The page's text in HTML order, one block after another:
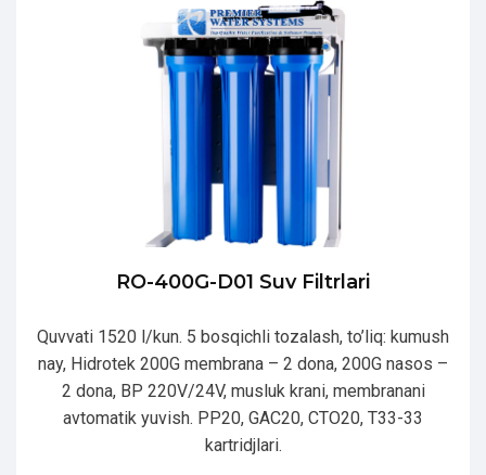
RO-400G-D01 Suv Filtrlari
Quvvati 1520 l/kun. 5 bosqichli tozalash, to’liq: kumush
nay, Hidrotek 200G membrana – 2 dona, 200G nasos –
2 dona, BP 220V/24V, musluk krani, membranani
avtomatik yuvish. PP20, GAC20, CTO20, T33-33
kartridjlari.